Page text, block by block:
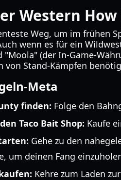
Western
Weg, um im frühen
wenn es für ein
"Moola" (der In-Game-
von Stand-Kämpfen
Meta
finden: Folge den
Taco Bait Shop: Kaufe
Gehe zu den
um deinen Fang
Kehre zum Laden